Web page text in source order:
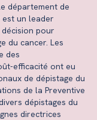
département de
est un leader
pour
du cancer. Les
des
efficacité ont eu
de dépistage du
de la Preventive
dépistages du
directrices